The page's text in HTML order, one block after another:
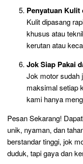
Penyatuan Kulit
Kulit dipasang
khusus atau
kerutan atau
Jok Siap Pakai
Jok motor sudah
maksimal setiap
kami hanya
Pesan Sekarang!
unik, nyaman, dan
berstandar tinggi, jok
duduk, tapi gaya dan